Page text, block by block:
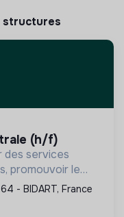
structures
(h/f)
des services
promouvoir le
politiques pour
durable.
64 - BIDART, France